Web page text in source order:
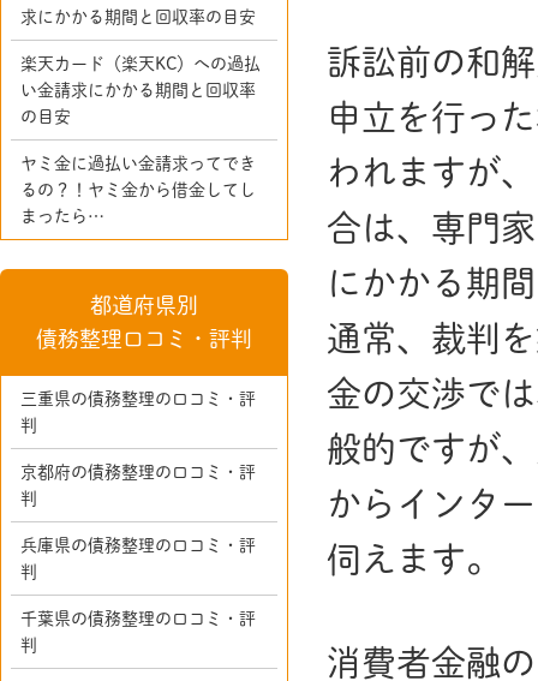
訴訟前の和
申立を行っ
われますが
合は、専門
にかかる期
通常、裁判
金の交渉で
般的ですが
からインタ
伺えます。
消費者金融
求にかかる期間と回収率の目安
楽天カード（楽天KC）への過払
い金請求にかかる期間と回収率
の目安
ヤミ金に過払い金請求ってでき
るの？！ヤミ金から借金してし
まったら…
都道府県別
債務整理口コミ・評判
三重県の債務整理の口コミ・評
判
京都府の債務整理の口コミ・評
判
兵庫県の債務整理の口コミ・評
判
千葉県の債務整理の口コミ・評
判